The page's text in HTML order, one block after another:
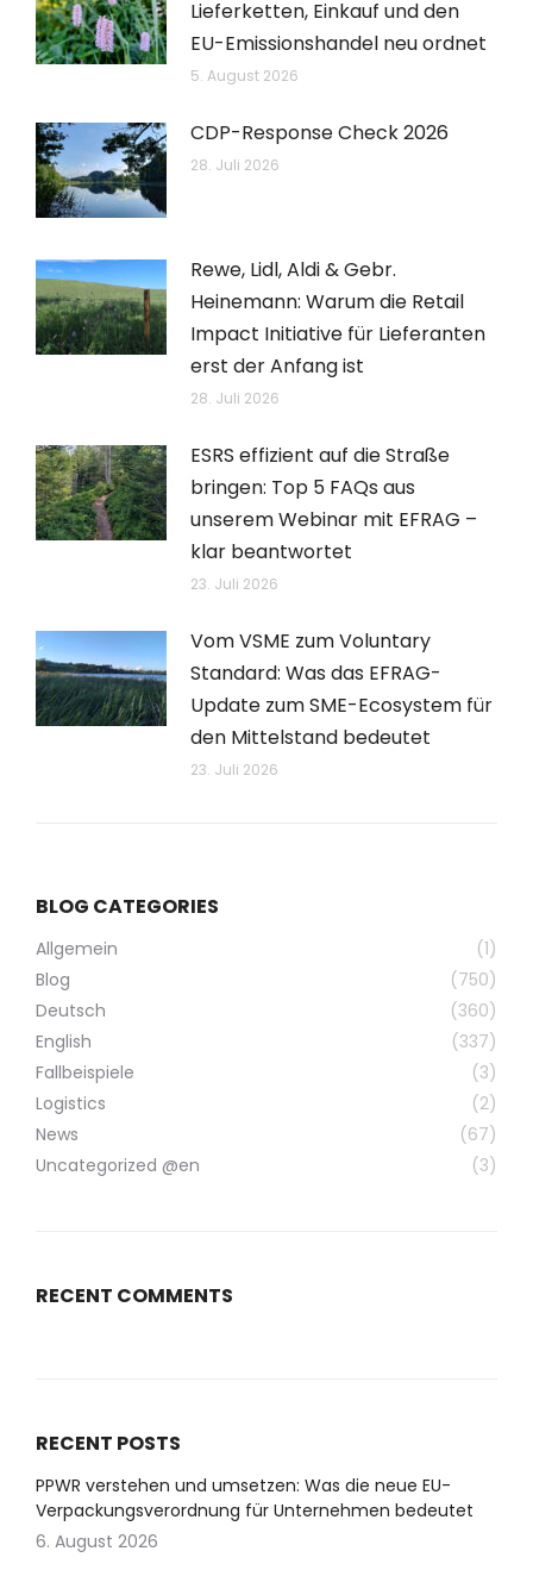
Lieferketten, Einkauf und den
EU-Emissionshandel neu ordnet
5. August 2026
CDP-Response Check 2026
28. Juli 2026
Rewe, Lidl, Aldi & Gebr.
Heinemann: Warum die Retail
Impact Initiative für Lieferanten
erst der Anfang ist
28. Juli 2026
ESRS effizient auf die Straße
bringen: Top 5 FAQs aus
unserem Webinar mit EFRAG –
klar beantwortet
23. Juli 2026
Vom VSME zum Voluntary
Standard: Was das EFRAG-
Update zum SME-Ecosystem für
den Mittelstand bedeutet
23. Juli 2026
BLOG CATEGORIES
Allgemein
(1)
Blog
(750)
Deutsch
(360)
English
(337)
Fallbeispiele
(3)
Logistics
(2)
News
(67)
Uncategorized @en
(3)
RECENT COMMENTS
RECENT POSTS
PPWR verstehen und umsetzen: Was die neue EU-
Verpackungsverordnung für Unternehmen bedeutet
6. August 2026